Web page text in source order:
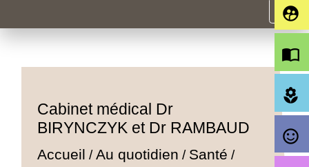
menu
Cabinet médical Dr
BIRYNCZYK et Dr RAMBAUD
Accueil /Au quotidien / Santé /
supervised_user_circle
import_contacts
local_florist
sentiment_satisfied_alt